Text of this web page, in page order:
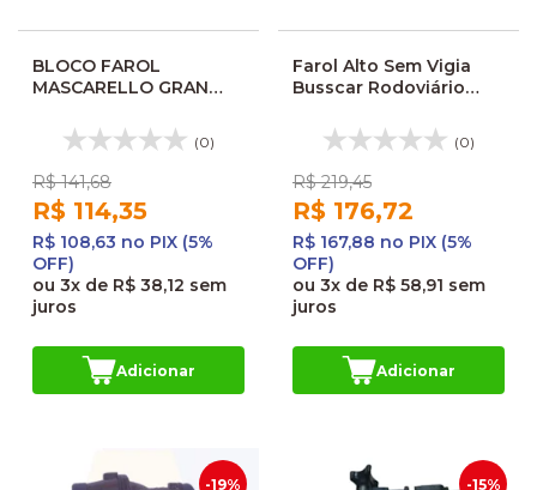
BLOCO FAROL
MASCARELLO GRAN
131166
(0)
R$ 141,68
R$ 114,35
R$ 108,63 no PIX (5%
OFF)
ou 3x de R$ 38,12 sem
juros
Adicionar
Farol Alto Sem Vigia
Busscar Rodoviário
(0)
R$ 219,45
R$ 176,72
R$ 167,88 no PIX (5%
OFF)
ou 3x de R$ 58,91 sem
juros
Adicionar
-19% -15%